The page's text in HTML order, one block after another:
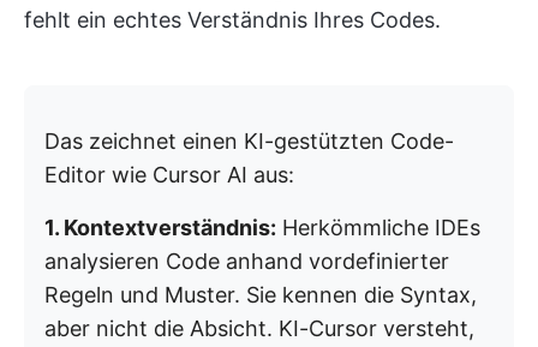
fehlt ein echtes Verständnis Ihres Codes.
Das zeichnet einen KI-gestützten Code-
Editor wie Cursor AI aus:
1. Kontextverständnis: Herkömmliche IDEs
analysieren Code anhand vordefinierter
Regeln und Muster. Sie kennen die Syntax,
aber nicht die Absicht. KI-Cursor versteht,